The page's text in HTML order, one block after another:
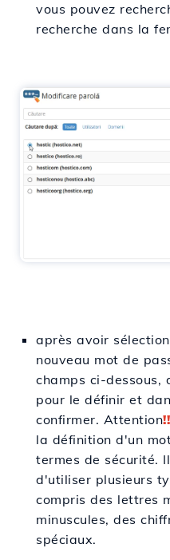
vous pouvez
recherche dans la
après avoir
nouveau mot de
champs ci-dessous,
pour le définir et
confirmer. Attention
la définition d'un
termes de sécurité.
d'utiliser plusieurs
compris des lettres
minuscules, des
spéciaux.